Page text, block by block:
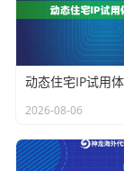
更少，很容易
度则关系到IP
第二，看网络稳
动态住宅IP试用
2026-08-06